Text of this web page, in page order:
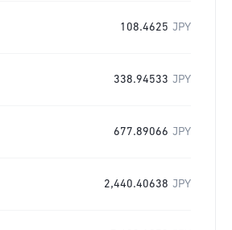
108.4625 JPY
338.94533 JPY
677.89066 JPY
2,440.40638 JPY